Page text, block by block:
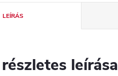
LEÍRÁS
leírása